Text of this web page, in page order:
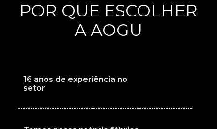
POR QUE ESCOLHER
A AOGU
16 anos de experiência no
setor